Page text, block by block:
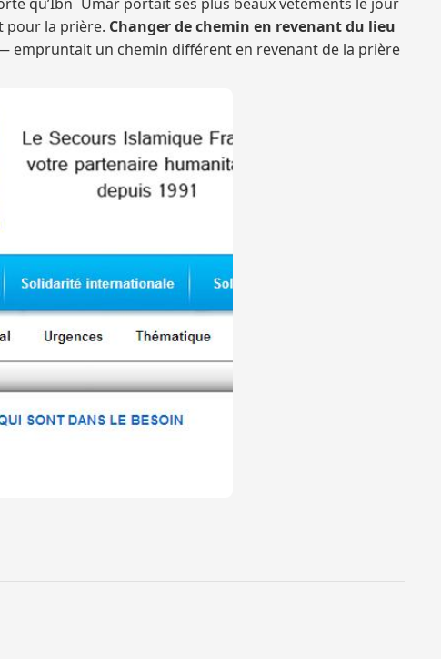
pour la prière. Changer de chemin en revenant du lieu
empruntait un chemin différent en revenant de la prière